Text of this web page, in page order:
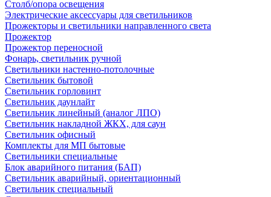
Столб/опора освещения
Электрические аксессуары для светильников
Прожекторы и светильники направленного света
Прожектор
Прожектор переносной
Фонарь, светильник ручной
Светильники настенно-потолочные
Светильник бытовой
Светильник горловинт
Светильник даунлайт
Светильник линейный (аналог ЛПО)
Светильник накладной ЖКХ, для саун
Светильник офисный
Комплекты для МП бытовые
Светильники специальные
Блок аварийного питания (БАП)
Светильник аварийный, ориентационный
Светильник специальный